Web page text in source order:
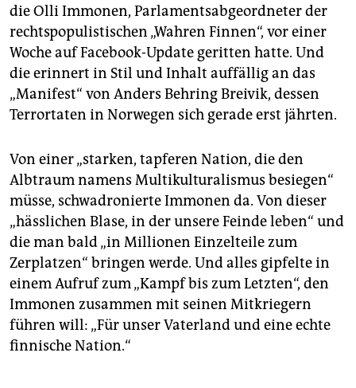
die Olli Immonen, Parlamentsabgeordneter der
rechtspopulistischen „Wahren Finnen“, vor einer
Woche auf Facebook-Update geritten hatte. Und
die erinnert in Stil und Inhalt auffällig an das
„Manifest“ von Anders Behring Breivik, dessen
Terrortaten in Norwegen sich gerade erst jährten.
Von einer „starken, tapferen Nation, die den
Albtraum namens Multikulturalismus besiegen“
müsse, schwadronierte Immonen da. Von dieser
„hässlichen Blase, in der unsere Feinde leben“ und
die man bald „in Millionen Einzelteile zum
Zerplatzen“ bringen werde. Und alles gipfelte in
einem Aufruf zum „Kampf bis zum Letzten“, den
Immonen zusammen mit seinen Mitkriegern
führen will: „Für unser Vaterland und eine echte
finnische Nation.“